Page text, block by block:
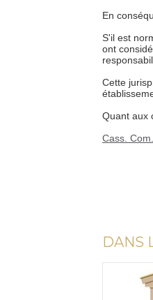
En
S'il est
ont
Cette
Quant aux
Cass.
DANS